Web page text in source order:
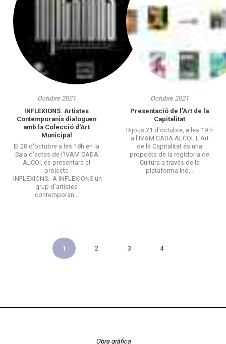
Octubre 2021
INFLEXIONS. Artistes
Contemporanis dialoguen
amb la Colecció d'Art
Municipal
El 28 d'octubre a les 18h en la
Sala d'actes de l'IVAM CADA
ALCOI, es presentarà el
projecte
INFLEXIONS. A INFLEXIONS un
grup d'artistes
contemporan…
Octubre 2021
Presentació de l'Art de la
Capitalitat
Dijous 21 d'octubre, a les 19 h
a l'IVAM CADA ALCOI. L'Art
de la Capitalitat és una
proposta de la regidoria de
Cultura a través de la
plataforma Ind…
1 2 3 4
Obra gràfica